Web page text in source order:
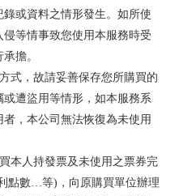
或資料之情形發生。如所使
等情事致您使用本服務時受
擔。
式，故請妥善保存您所購買的
遭盜用等情形，如本服務系
，本公司無法恢復為未使用
本人持發票及未使用之票券完
點數…等)，向原購買單位辦理